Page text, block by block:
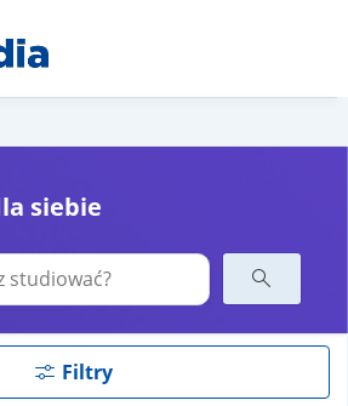
siebie
Filtry